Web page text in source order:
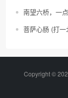
南望六桥，一
菩萨心肠 (打一
Copyright ©